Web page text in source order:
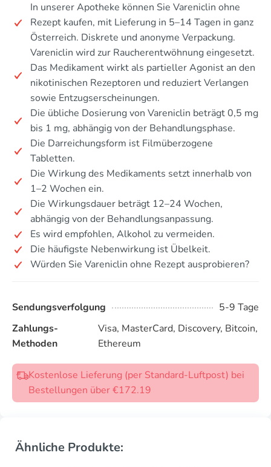
In unserer Apotheke können Sie Vareniclin ohne
Rezept kaufen, mit Lieferung in 5–14 Tagen in ganz
Österreich. Diskrete und anonyme Verpackung.
Vareniclin wird zur Raucherentwöhnung eingesetzt.
Das Medikament wirkt als partieller Agonist an den
nikotinischen Rezeptoren und reduziert Verlangen
sowie Entzugserscheinungen.
Die übliche Dosierung von Vareniclin beträgt 0,5 mg
bis 1 mg, abhängig von der Behandlungsphase.
Die Darreichungsform ist Filmüberzogene
Tabletten.
Die Wirkung des Medikaments setzt innerhalb von
1–2 Wochen ein.
Die Wirkungsdauer beträgt 12–24 Wochen,
abhängig von der Behandlungsanpassung.
Es wird empfohlen, Alkohol zu vermeiden.
Die häufigste Nebenwirkung ist Übelkeit.
Würden Sie Vareniclin ohne Rezept ausprobieren?
Sendungsverfolgung
5-9 Tage
Zahlungs-
Methoden
Visa, MasterCard, Discovery, Bitcoin,
Ethereum
Kostenlose Lieferung (per Standard-Luftpost) bei
Bestellungen über €172.19
Ähnliche Produkte: